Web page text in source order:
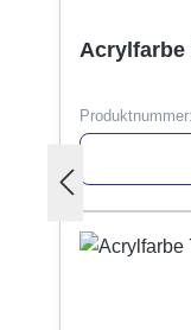
Acrylfarbe
Produktnummer: